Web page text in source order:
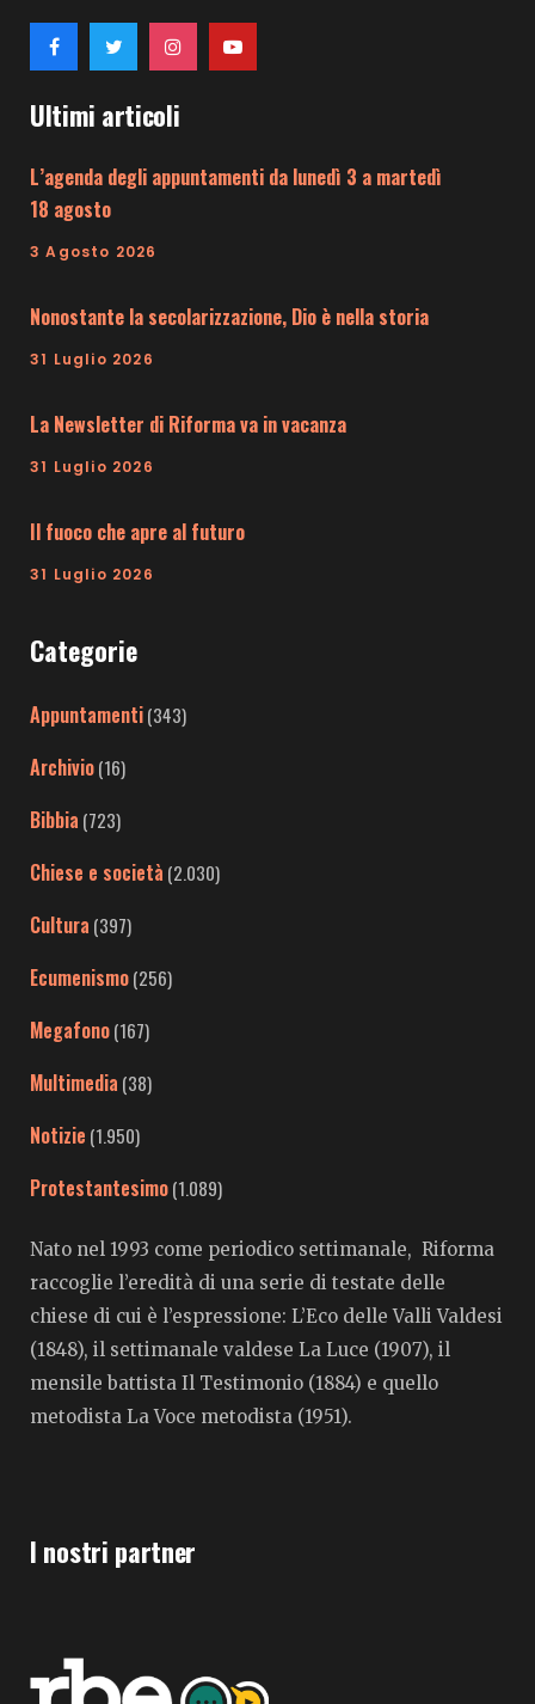
Ultimi articoli
L’agenda degli appuntamenti da lunedì 3 a martedì
18 agosto
3 Agosto 2026
Nonostante la secolarizzazione, Dio è nella storia
31 Luglio 2026
La Newsletter di Riforma va in vacanza
31 Luglio 2026
Il fuoco che apre al futuro
31 Luglio 2026
Categorie
Appuntamenti(343)
Archivio(16)
Bibbia (723)
Chiese e società (2.030)
Cultura (397)
Ecumenismo(256)
Megafono(167)
Multimedia (38)
Notizie (1.950)
Protestantesimo(1.089)
Nato nel 1993 come periodico settimanale, Riforma
raccoglie l’eredità di una serie di testate delle
chiese di cui è l’espressione: L’Eco delle Valli Valdesi
(1848), il settimanale valdese La Luce (1907), il
mensile battista Il Testimonio (1884) e quello
metodista La Voce metodista (1951).
I nostri partner